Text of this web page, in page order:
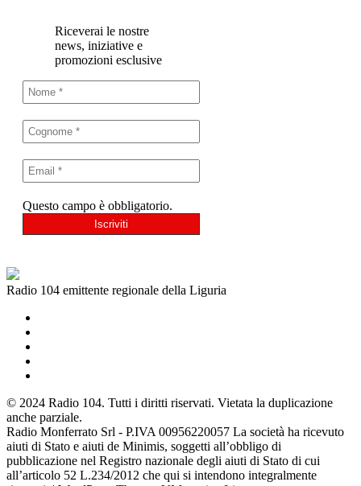
Riceverai le nostre
news, iniziative e
promozioni esclusive
Questo campo è obbligatorio.
Radio 104 emittente regionale della Liguria
© 2024 Radio 104. Tutti i diritti riservati. Vietata la duplicazione
anche parziale.
Radio Monferrato Srl - P.IVA 00956220057 La società ha ricevuto
aiuti di Stato e aiuti de Minimis, soggetti all’obbligo di
pubblicazione nel Registro nazionale degli aiuti di Stato di cui
all’articolo 52 L.234/2012 che qui si intendono integralmente